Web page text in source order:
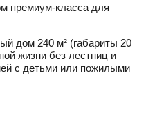
премиум-класса для
дом 240 м² (габариты 20
жизни без лестниц и
с детьми или пожилыми